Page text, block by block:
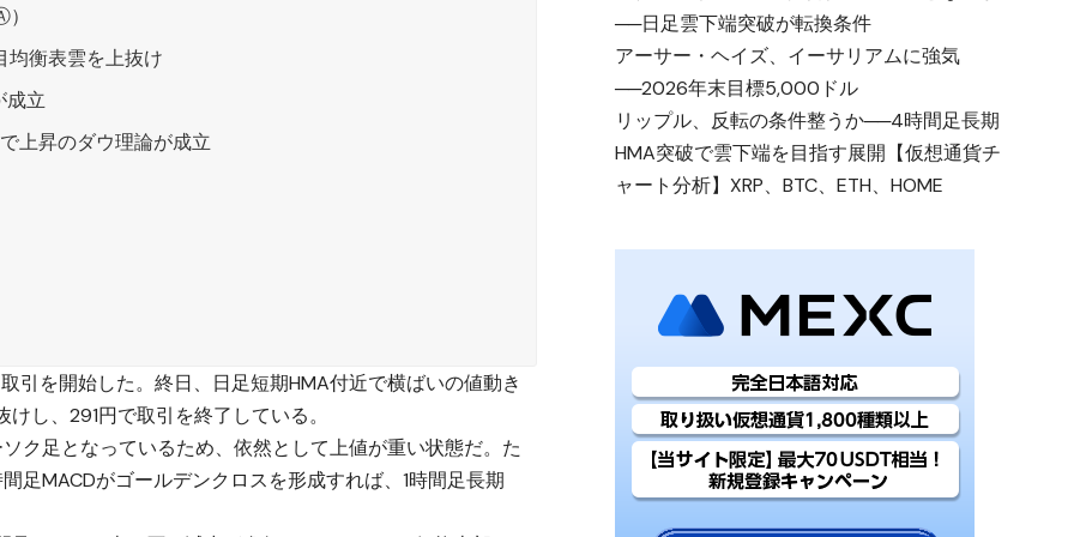
均衡表雲を上抜け
成立
上昇のダウ理論が成立
引を開始した。終日、日足短期HMA付近で横ばいの値動き
し、291円で取引を終了している。
ク足となっているため、依然として上値が重い状態だ。た
足MACDがゴールデンクロスを形成すれば、1時間足長期
──日足雲下端突破が転換条件
アーサー・ヘイズ、イーサリアムに強気
──2026年末目標5,000ドル
リップル、反転の条件整うか──4時間足長期
HMA突破で雲下端を目指す展開【仮想通貨チ
ャート分析】XRP、BTC、ETH、HOME